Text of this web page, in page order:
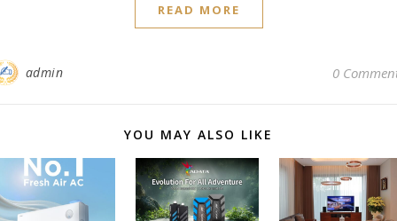
READ MORE
admin 0
YOU MAY ALSO LIKE